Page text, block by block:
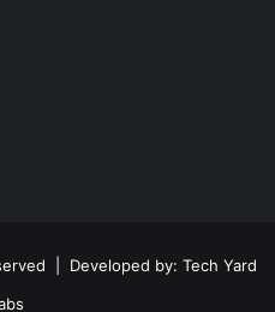
| Developed by: Tech Yard